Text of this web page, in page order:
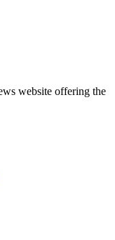
website offering the